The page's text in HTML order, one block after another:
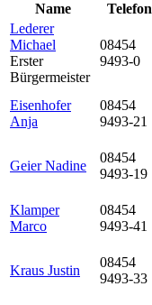
Name
Telefon
Lederer
Michael
Erster
Bürgermeister
08454
9493-0
Eisenhofer
Anja
08454
9493-21
Geier Nadine
08454
9493-19
Klamper
Marco
08454
9493-41
Kraus Justin
08454
9493-33